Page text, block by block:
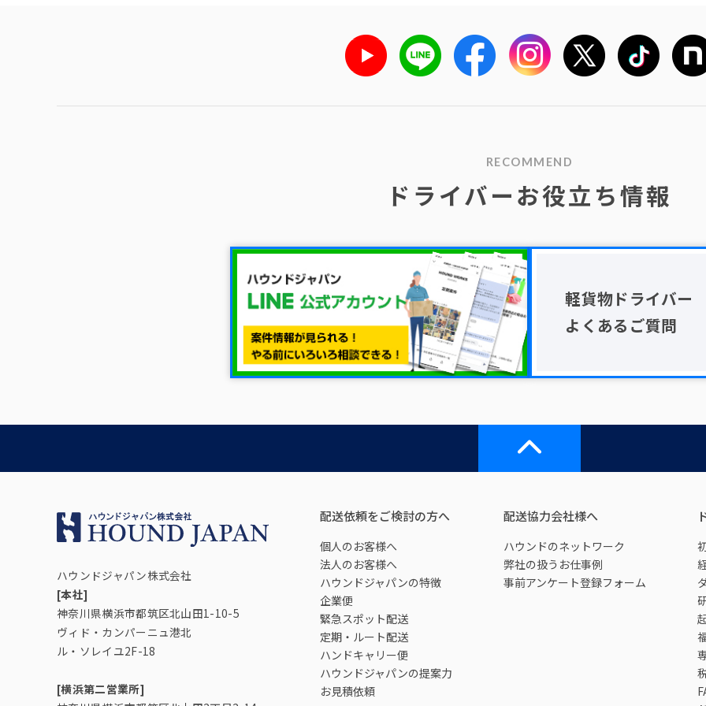
RECOMMEND
ドライバーお役立ち情報
軽貨物ドライバー
よくあるご質問
ハウンドジャパン株式会社
[本社]
神奈川県横浜市都筑区北山田1-10-5
ヴィド・カンパーニュ港北
ル・ソレイユ2F-18
[横浜第二営業所]
配送依頼をご検討の方へ
個人のお客様へ
法人のお客様へ
ハウンドジャパンの特徴
企業便
緊急スポット配送
定期・ルート配送
ハンドキャリー便
ハウンドジャパンの提案力
お見積依頼
配送協力会社様へ
ハウンドのネットワーク
弊社の扱うお仕事例
事前アンケート登録フォーム